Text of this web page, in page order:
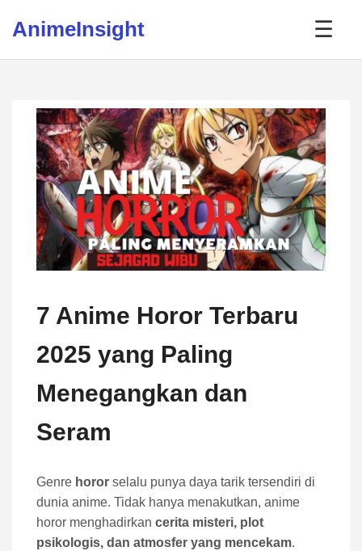
AnimeInsight ☰
7 Anime Horor Terbaru
2025 yang Paling
Menegangkan dan
Seram
Genre horor selalu punya daya tarik tersendiri di
dunia anime. Tidak hanya menakutkan, anime
horor menghadirkan cerita misteri, plot
psikologis, dan atmosfer yang mencekam.